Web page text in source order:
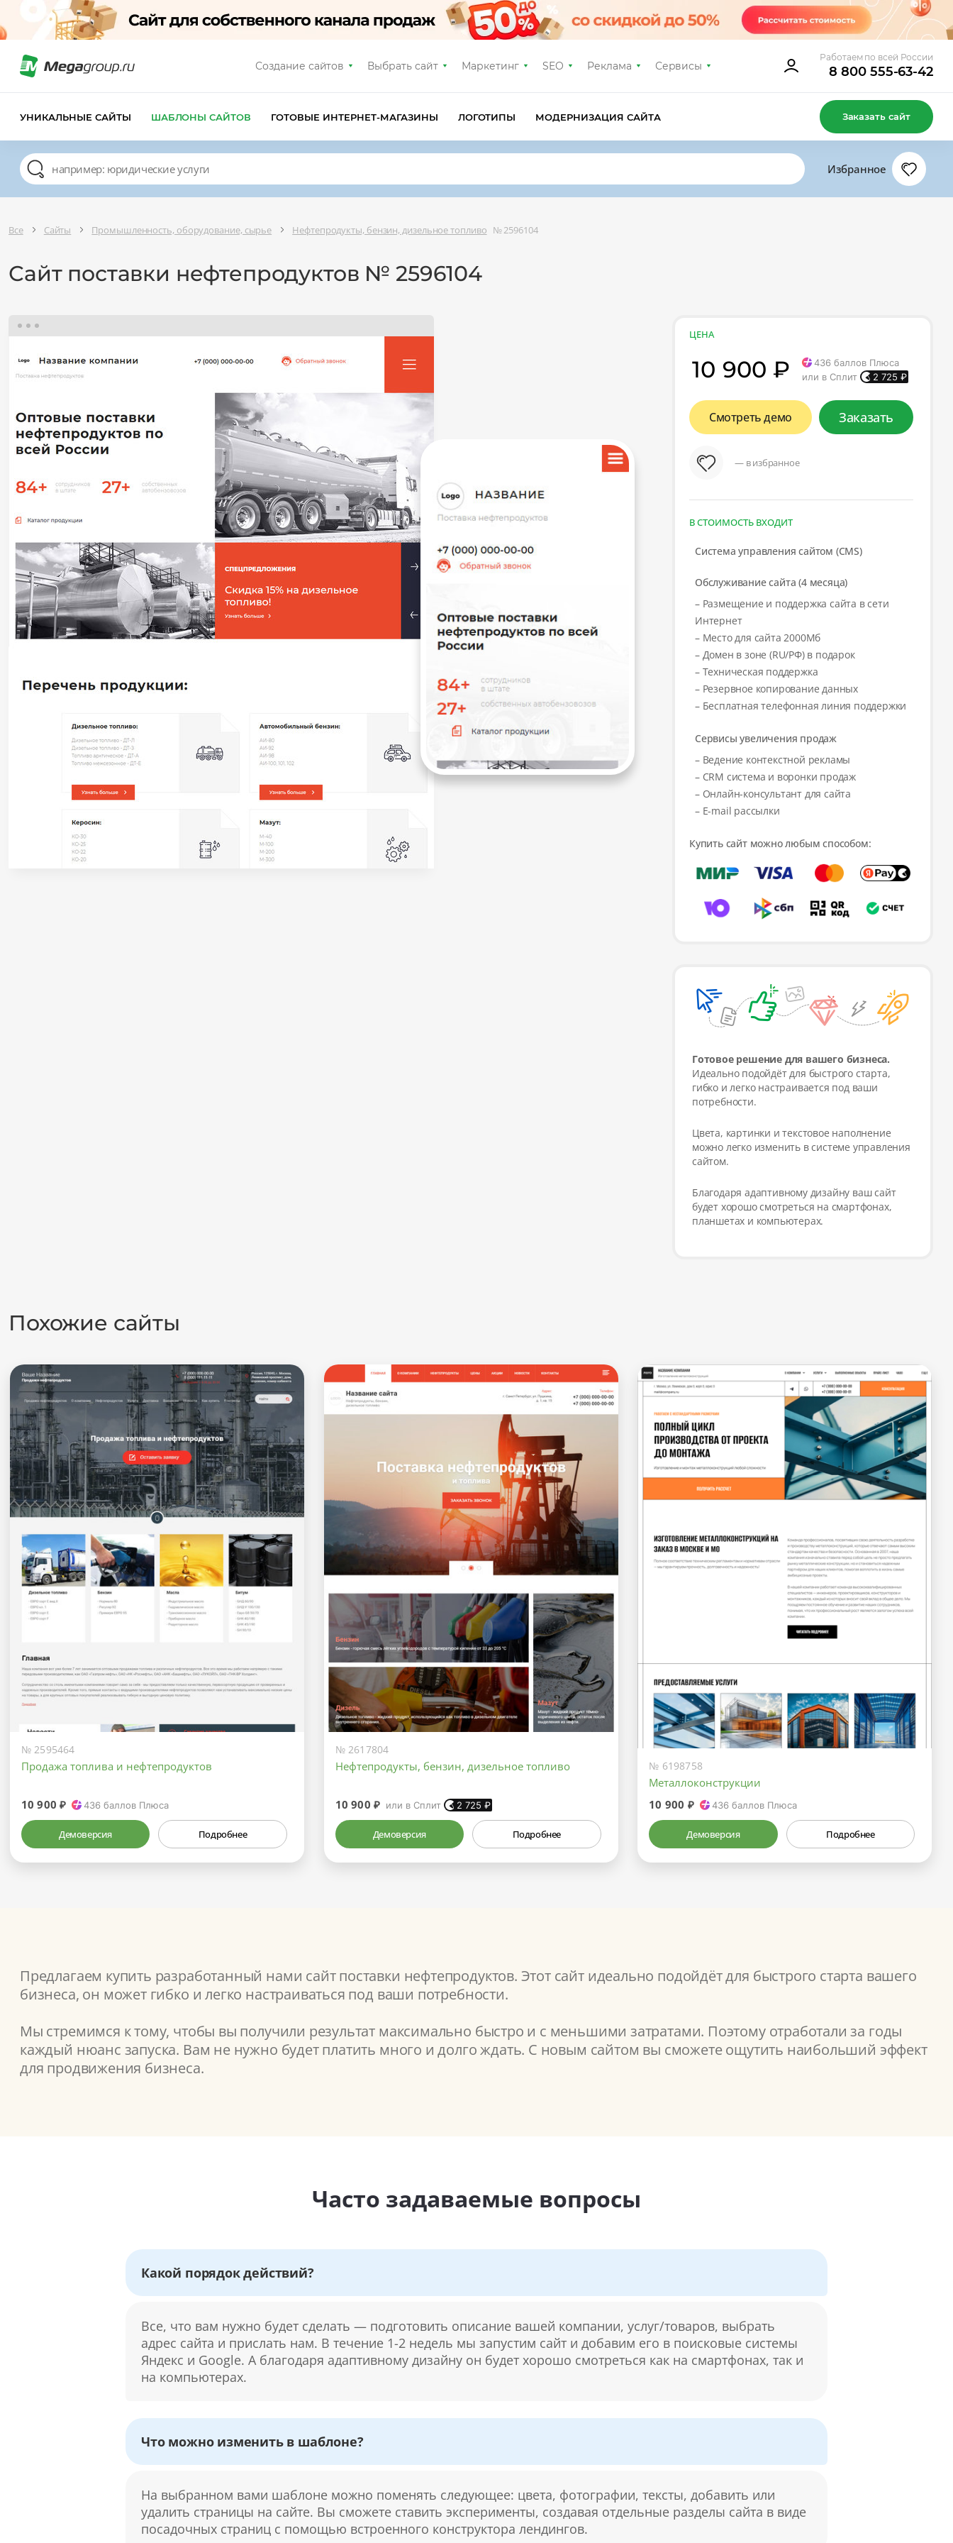
Создание сайтов Выбрать сайт Маркетинг SEO Реклама Сервисы
Работаем по всей России
8 800 555-63-42
УНИКАЛЬНЫЕ САЙТЫ ШАБЛОНЫ САЙТОВ ГОТОВЫЕ ИНТЕРНЕТ-МАГАЗИНЫ ЛОГОТИПЫ МОДЕРНИЗАЦИЯ САЙТА Заказать сайт
Избранное
Все Сайты Промышленность, оборудование, сырье Нефтепродукты, бензин, дизельное топливо № 2596104
Сайт поставки нефтепродуктов № 2596104
ЦЕНА
10 900 ₽ 436баллов Плюса
или в Сплит
2 725 ₽
Смотреть демо Заказать
— в избранное
В СТОИМОСТЬ ВХОДИТ
Система управления сайтом (CMS)
Обслуживание сайта (4 месяца)
– Размещение и поддержка сайта в сети
Интернет
– Место для сайта 2000Мб
– Домен в зоне (RU/РФ) в подарок
– Техническая поддержка
– Резервное копирование данных
– Бесплатная телефонная линия поддержки
Сервисы увеличения продаж
– Ведение контекстной рекламы
– CRM система и воронки продаж
– Онлайн-консультант для сайта
– E-mail рассылки
Купить сайт можно любым способом:
Готовое решение для вашего бизнеса.
Идеально подойдёт для быстрого старта,
гибко и легко настраивается под ваши
потребности.
Цвета, картинки и текстовое наполнение
можно легко изменить в системе управления
сайтом.
Благодаря адаптивному дизайну ваш сайт
будет хорошо смотреться на смартфонах,
планшетах и компьютерах.
Похожие сайты
№ 2595464
Продажа топлива и нефтепродуктов
10 900 ₽ 436 баллов Плюса
Демоверсия Подробнее
№ 2617804
Нефтепродукты, бензин, дизельное топливо
10 900 ₽ или в Сплит 2 725 ₽
Демоверсия Подробнее
№ 6198758
Металлоконструкции
10 900 ₽
436баллов Плюса
Демоверсия Подробнее
Предлагаем купить разработанный нами сайт поставки нефтепродуктов. Этот сайт идеально подойдёт для быстрого старта вашего
бизнеса, он может гибко и легко настраиваться под ваши потребности.
Мы стремимся к тому, чтобы вы получили результат максимально быстро и с меньшими затратами. Поэтому отработали за годы
каждый нюанс запуска. Вам не нужно будет платить много и долго ждать. С новым сайтом вы сможете ощутить наибольший эффект
для продвижения бизнеса.
Часто задаваемые вопросы
Какой порядок действий?
Все, что вам нужно будет сделать — подготовить описание вашей компании, услуг/товаров, выбрать
адрес сайта и прислать нам. В течение 1-2 недель мы запустим сайт и добавим его в поисковые системы
Яндекс и Google. А благодаря адаптивному дизайну он будет хорошо смотреться как на смартфонах, так и
на компьютерах.
Что можно изменить в шаблоне?
На выбранном вами шаблоне можно поменять следующее: цвета, фотографии, тексты, добавить или
удалить страницы на сайте. Вы сможете ставить эксперименты, создавая отдельные разделы сайта в виде
посадочных страниц с помощью встроенного конструктора лендингов.